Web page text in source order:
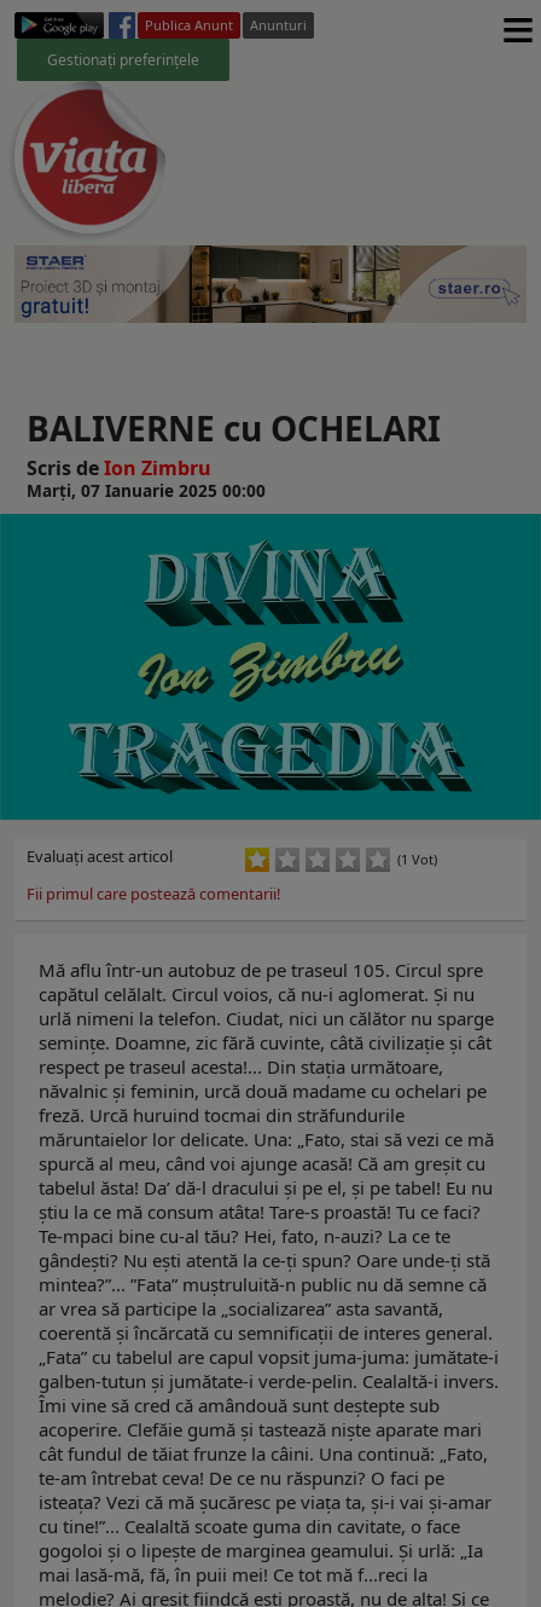
Publica Anunt Anunturi
Gestionați preferințele ≡
BALIVERNE cu OCHELARI
Scris deIon Zimbru
Marți, 07 Ianuarie 2025 00:00
Evaluaţi acest articol (1 Vot)
Fii primul care postează comentarii!
Mă aflu într-un autobuz de pe traseul 105. Circul spre
capătul celălalt. Circul voios, că nu-i aglomerat. Şi nu
urlă nimeni la telefon. Ciudat, nici un călător nu sparge
seminţe. Doamne, zic fără cuvinte, câtă civilizaţie şi cât
respect pe traseul acesta!... Din staţia următoare,
năvalnic şi feminin, urcă două madame cu ochelari pe
freză. Urcă huruind tocmai din străfundurile
măruntaielor lor delicate. Una: „Fato, stai să vezi ce mă
spurcă al meu, când voi ajunge acasă! Că am greşit cu
tabelul ăsta! Da’ dă-l dracului şi pe el, şi pe tabel! Eu nu
ştiu la ce mă consum atâta! Tare-s proastă! Tu ce faci?
Te-mpaci bine cu-al tău? Hei, fato, n-auzi? La ce te
gândeşti? Nu eşti atentă la ce-ţi spun? Oare unde-ţi stă
mintea?”... ”Fata” muştruluită-n public nu dă semne că
ar vrea să participe la „socializarea” asta savantă,
coerentă şi încărcată cu semnificaţii de interes general.
„Fata” cu tabelul are capul vopsit juma-juma: jumătate-i
galben-tutun şi jumătate-i verde-pelin. Cealaltă-i invers.
Îmi vine să cred că amândouă sunt deştepte sub
acoperire. Clefăie gumă şi tastează nişte aparate mari
cât fundul de tăiat frunze la câini. Una continuă: „Fato,
te-am întrebat ceva! De ce nu răspunzi? O faci pe
isteaţa? Vezi că mă şucăresc pe viaţa ta, şi-i vai şi-amar
cu tine!”... Cealaltă scoate guma din cavitate, o face
gogoloi şi o lipeşte de marginea geamului. Şi urlă: „Ia
mai lasă-mă, fă, în puii mei! Ce tot mă f...reci la
melodie? Ai greşit fiindcă eşti proastă, nu de alta! Şi ce